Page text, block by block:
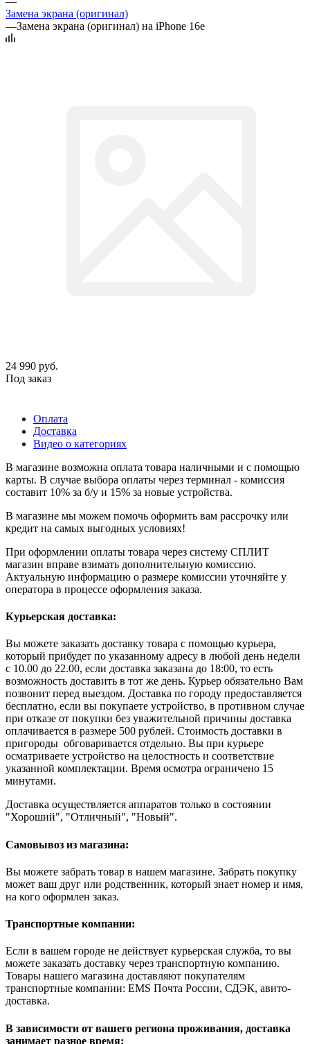
Замена экрана (оригинал)
—Замена экрана (оригинал) на iPhone 16e
24 990 руб.
Под заказ
Оплата
Доставка
Видео о категориях
В магазине возможна оплата товара наличными и с помощью
карты. В случае выбора оплаты через терминал - комиссия
составит 10% за б/у и 15% за новые устройства.
В магазине мы можем помочь оформить вам рассрочку или
кредит на самых выгодных условиях!
При оформлении оплаты товара через систему СПЛИТ
магазин вправе взимать дополнительную комиссию.
Актуальную информацию о размере комиссии уточняйте у
оператора в процессе оформления заказа.
Курьерская доставка:
Вы можете заказать доставку товара с помощью курьера,
который прибудет по указанному адресу в любой день недели
с 10.00 до 22.00, если доставка заказана до 18:00, то есть
возможность доставить в тот же день. Курьер обязательно Вам
позвонит перед выездом. Доставка по городу предоставляется
бесплатно, если вы покупаете устройство, в противном случае
при отказе от покупки без уважительной причины доставка
оплачивается в размере 500 рублей. Стоимость доставки в
пригороды обговаривается отдельно. Вы при курьере
осматриваете устройство на целостность и соответствие
указанной комплектации. Время осмотра ограничено 15
минутами.
Доставка осуществляется аппаратов только в состоянии
"Хороший", "Отличный", "Новый".
Самовывоз из магазина:
Вы можете забрать товар в нашем магазине. Забрать покупку
может ваш друг или родственник, который знает номер и имя,
на кого оформлен заказ.
Транспортные компании:
Если в вашем городе не действует курьерская служба, то вы
можете заказать доставку через транспортную компанию.
Товары нашего магазина доставляют покупателям
транспортные компании: EMS Почта России, СДЭК, авито-
доставка.
В зависимости от вашего региона проживания, доставка
занимает разное время: